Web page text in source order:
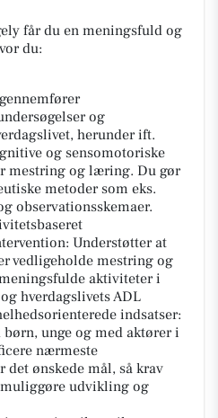
får du en meningsfuld og
du:
og
herunder ift.
og sensomotoriske
mestring og læring. Du gør
metoder som eks.
observationsskemaer.
Understøtter at
vedligeholde mestring og
aktiviteter i
hverdagslivets ADL
indsatser:
unge og med aktører i
nærmeste
ønskede mål, så krav
udvikling og